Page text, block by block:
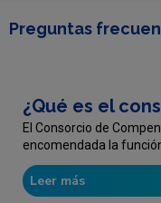
Preguntas
¿Qué es el
El Consorcio de
encomendada la
Leer más